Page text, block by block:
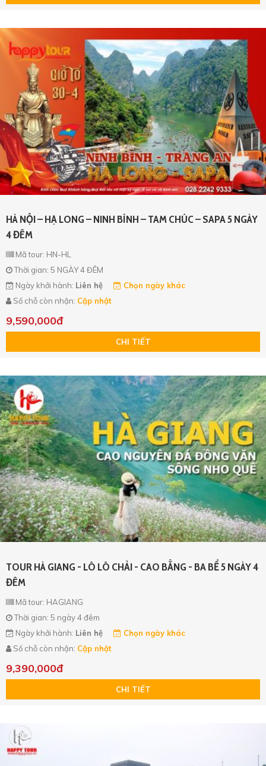
HÀ NỘI – HẠ LONG – NINH BÌNH – TAM CHÚC – SAPA 5 NGÀY
4 ĐÊM
Mã tour: HN-HL
Thời gian: 5 NGÀY 4 ĐÊM
Ngày khởi hành: Liên hệ
Chọn ngày khác
Số chỗ còn nhận: Cập nhật
9,590,000đ
CHI TIẾT
TOUR HÀ GIANG - LÔ LÔ CHẢI - CAO BẰNG - BA BỂ 5 NGÀY 4
ĐÊM
Mã tour: HAGIANG
Thời gian: 5 ngày 4 đêm
Ngày khởi hành: Liên hệ
Chọn ngày khác
Số chỗ còn nhận: Cập nhật
9,390,000đ
CHI TIẾT